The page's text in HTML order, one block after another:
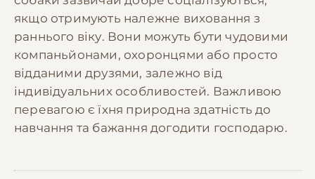
якщо отримують належне виховання з
раннього віку. Вони можуть бути чудовими
компаньйонами, охоронцями або просто
відданими друзями, залежно від
індивідуальних особливостей. Важливою
перевагою є їхня природна здатність до
навчання та бажання догодити господарю.